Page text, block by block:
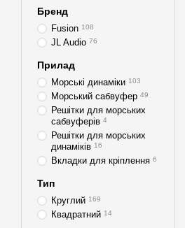
Бренд
Fusion 108
JL Audio 76
Прилад
Морські динаміки 103
Морський сабвуфер 49
Решітки для морських
сабвуферів 4
Решітки для морських
динаміків 16
Вкладки для кріплення 6
Тип
Круглий 169
Квадратний 14